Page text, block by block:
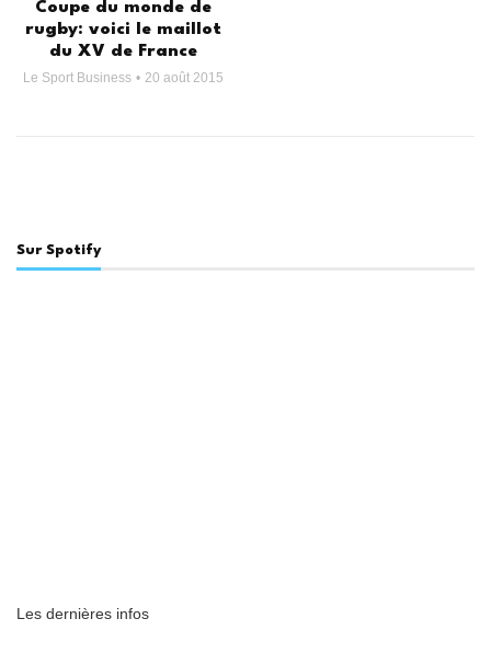
Coupe du monde de
rugby: voici le maillot
du XV de France
Le Sport Business 20 août 2015
Sur Spotify
Les dernières infos